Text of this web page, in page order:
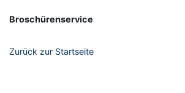
Broschürenservice
Zurück zur Startseite